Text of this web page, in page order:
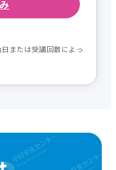
または受講回数によっ